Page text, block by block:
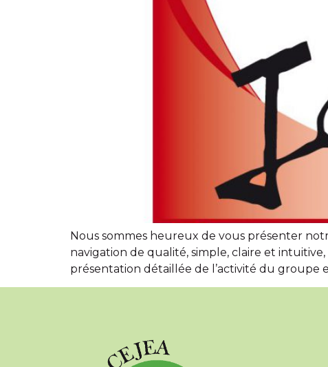
Nous sommes heureux de vous présenter
navigation de qualité, simple, claire et
présentation détaillée de l’activité du groupe